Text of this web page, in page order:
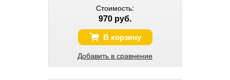
Стоимость:
970 руб.
В корзину
Добавить в сравнение